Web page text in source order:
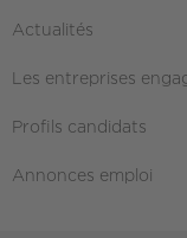
Actualités
Les entreprises
Profils candidats
Annonces emploi